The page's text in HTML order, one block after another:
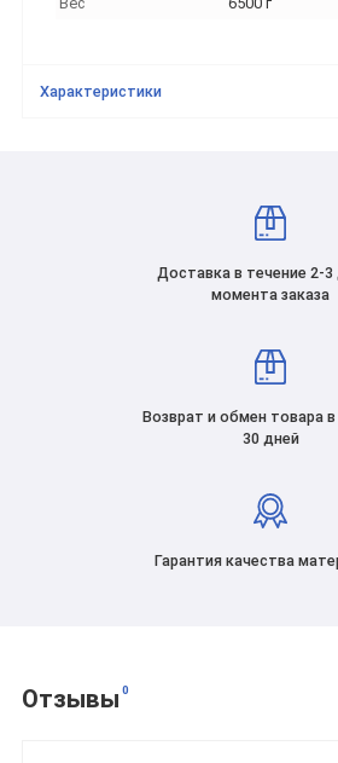
Характеристики
Доставка в течение 2-3
момента заказа
Возврат и обмен товара в
30 дней
Гарантия качества
Отзывы 0